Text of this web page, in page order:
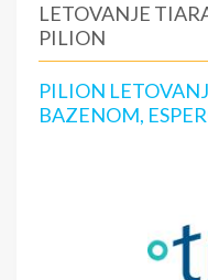
LETOVANJE
PILION
PILION
BAZENOM,